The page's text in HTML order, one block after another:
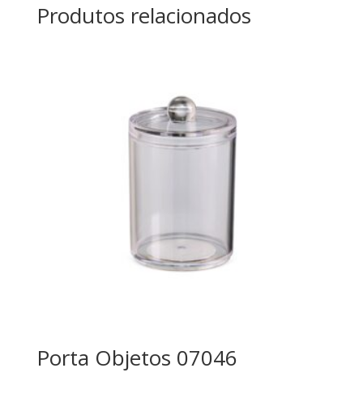
Produtos relacionados
Porta Objetos 07046